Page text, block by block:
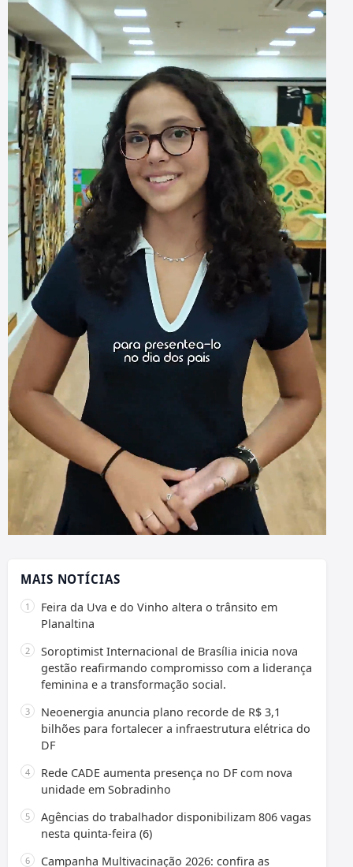
MAIS NOTÍCIAS
Feira da Uva e do Vinho altera o trânsito em
Planaltina
Soroptimist Internacional de Brasília inicia nova
gestão reafirmando compromisso com a liderança
feminina e a transformação social.
Neoenergia anuncia plano recorde de R$ 3,1
bilhões para fortalecer a infraestrutura elétrica do
DF
Rede CADE aumenta presença no DF com nova
unidade em Sobradinho
Agências do trabalhador disponibilizam 806 vagas
nesta quinta-feira (6)
Campanha Multivacinação 2026: confira as